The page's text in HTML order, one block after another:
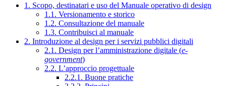
1. Scopo, destinatari e uso del Manuale operativo di design
1.1. Versionamento e storico
1.2. Consultazione del manuale
1.3. Contribuisci al manuale
2. Introduzione al design per i servizi pubblici digitali
2.1. Design per l’amministrazione digitale (e-
government)
2.2. L’approccio progettuale
2.2.1. Buone pratiche